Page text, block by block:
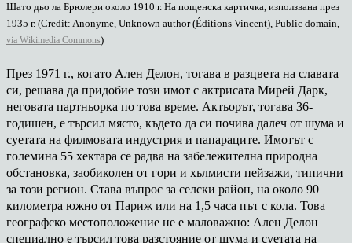
Шато дьо ла Брюлери около 1910 г. На пощенска картичка, използвана през
1935 г. (Credit: Anonyme, Unknown author (Éditions Vincent), Public domain,
via Wikimedia Commons)
През 1971 г., когато Ален Делон, тогава в разцвета на славата
си, решава да придобие този имот с актрисата Мирей Дарк,
неговата партньорка по това време. Актьорът, тогава 36-
годишен, е търсил място, където да си почива далеч от шума и
суетата на филмовата индустрия и папараците. Имотът с
големина 55 хектара се радва на забележителна природна
обстановка, заобиколен от гори и хълмисти пейзажи, типични
за този регион. Става въпрос за селски район, на около 90
километра южно от Париж или на 1,5 часа път с кола. Това
географско местоположение не е маловажно: Ален Делон
специално е търсил това разстояние от шума и суетата на